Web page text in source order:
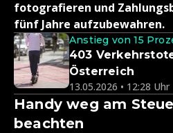
fotografieren und
fünf Jahre aufzubewahren.
Anstieg von 15
403
Österreich
13.05.2026 • 12:28 Uhr
Handy weg am
beachten